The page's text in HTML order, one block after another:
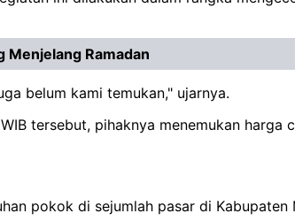
Menjelang Ramadan
belum kami temukan," ujarnya.
tersebut, pihaknya menemukan harga
pokok di sejumlah pasar di